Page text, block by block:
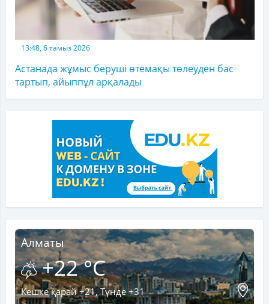
13:48, 6 тамыз 2026
Астанада жұмыс беруші өтемақы төлеуден бас
тартып, айыппұл арқалады
Алматы
+22 °C
Кешке қарай +21, Түнде +31